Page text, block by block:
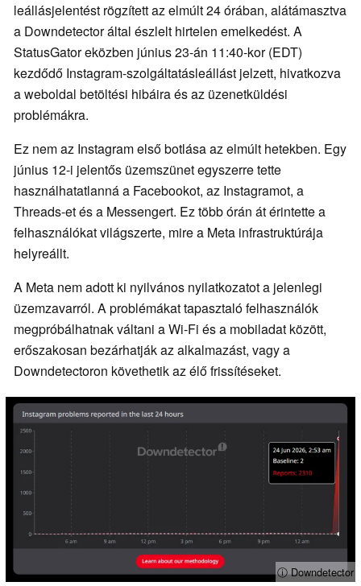
leállásjelentést rögzített az elmúlt 24 órában, alátámasztva
a Downdetector által észlelt hirtelen emelkedést. A
StatusGator eközben június 23-án 11:40-kor (EDT)
kezdődő Instagram-szolgáltatásleállást jelzett, hivatkozva
a weboldal betöltési hibáira és az üzenetküldési
problémákra.
Ez nem az Instagram első botlása az elmúlt hetekben. Egy
június 12-i jelentős üzemszünet egyszerre tette
használhatatlanná a Facebookot, az Instagramot, a
Threads-et és a Messengert. Ez több órán át érintette a
felhasználókat világszerte, mire a Meta infrastruktúrája
helyreállt.
A Meta nem adott ki nyilvános nyilatkozatot a jelenlegi
üzemzavarról. A problémákat tapasztaló felhasználók
megpróbálhatnak váltani a Wi-Fi és a mobiladat között,
erőszakosan bezárhatják az alkalmazást, vagy a
Downdetectoron követhetik az élő frissítéseket.
ⓘ Downdetector